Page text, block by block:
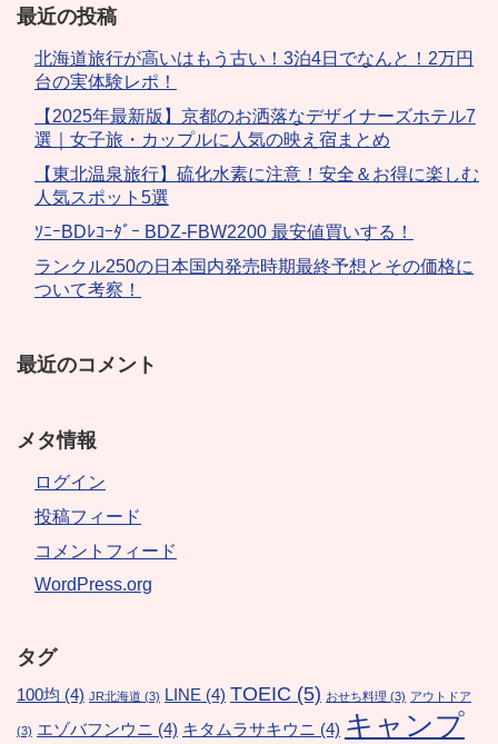
最近の投稿
北海道旅行が高いはもう古い！3泊4日でなんと！2万円
台の実体験レポ！
【2025年最新版】京都のお洒落なデザイナーズホテル7
選｜女子旅・カップルに人気の映え宿まとめ
【東北温泉旅行】硫化水素に注意！安全＆お得に楽しむ
人気スポット5選
ｿﾆｰBDﾚｺｰﾀﾞｰ BDZ-FBW2200 最安値買いする！
ランクル250の日本国内発売時期最終予想とその価格に
ついて考察！
最近のコメント
メタ情報
ログイン
投稿フィード
コメントフィード
WordPress.org
タグ
100均 (4) JR北海道 (3) LINE (4) TOEIC (5) おせち料理 (3) アウトドア
(3) エゾバフンウニ (4) キタムラサキウニ (4) キャンプ